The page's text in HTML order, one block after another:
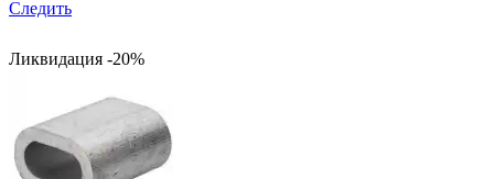
Следить
Ликвидация -20%